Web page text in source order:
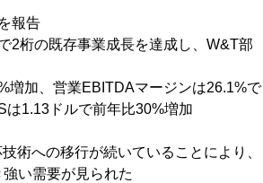
報告
2桁の既存事業成長を達成し、W&T部
増加、営業EBITDAマージンは26.1%で
1.13ドルで前年比30%増加
術への移行が続いていることにより、
い需要が見られた